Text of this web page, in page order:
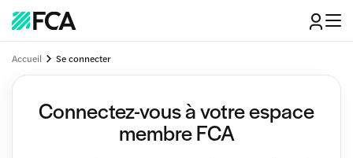
Accueil Se connecter
Connectez-vous à votre espace
membre FCA